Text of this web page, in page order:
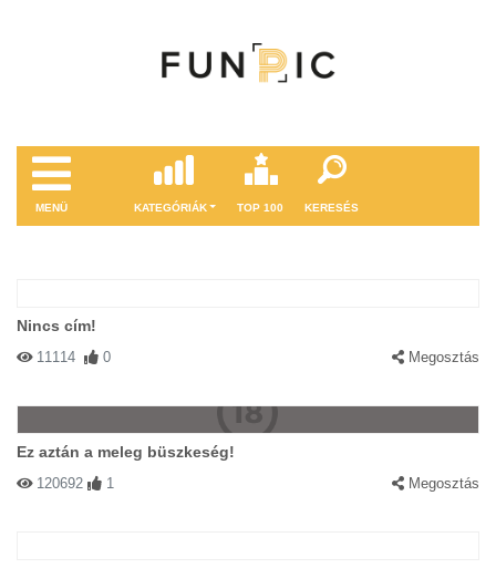
MENÜ KATEGÓRIÁK TOP 100 KERESÉS
Nincs cím!
11114 0 Megosztás
Ez aztán a meleg büszkeség!
120692 1 Megosztás